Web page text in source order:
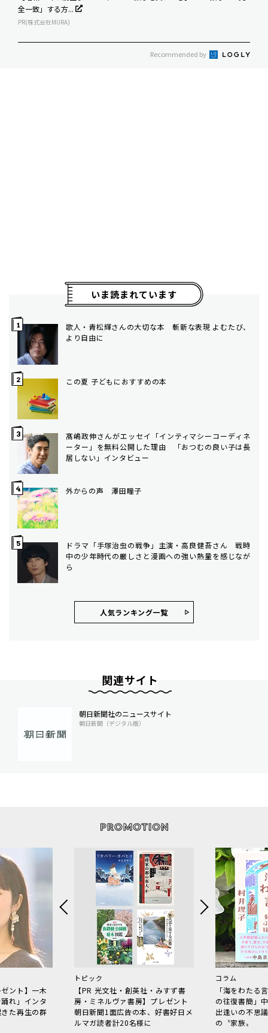
全一致」する方...
PR(株式会社MURA)
Recommended by
いま読まれています
歌人・青松輝さんの大切な本 斬新な表現 よむたび、
より自由に
この夏 子どもにおすすめの本
髙嶋政伸さんがエッセイ「インティマシーコーディネ
ーター」を無料公開した理由 「おつむの良い子は長
居しない」インタビュー
外からの声 澤田瞳子
ドラマ「手塚治虫の戦争」主演・高良健吾さん 戦時
中の少年時代の厳しさと漫画への強い熱量を感じなが
ら
人気ランキング⼀覧
関連サイト
朝日新聞社のニュースサイト
朝日新聞（デジタル版）
ント】一木
れ」インタ
た再生の群
トピック
【PR 光文社・創英社・みすず書
房・ミネルヴァ書房】プレゼント
朝日新聞1面広告の本、好書好日メ
ルマガ読者計20名様に
コラム
「海をわた
の往復書簡」
出逢いの不思
の〝家族〟